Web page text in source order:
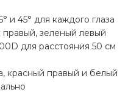
и 45° для каждого глаза
зеленый левый
для расстояния 50 см
красный правый и белый